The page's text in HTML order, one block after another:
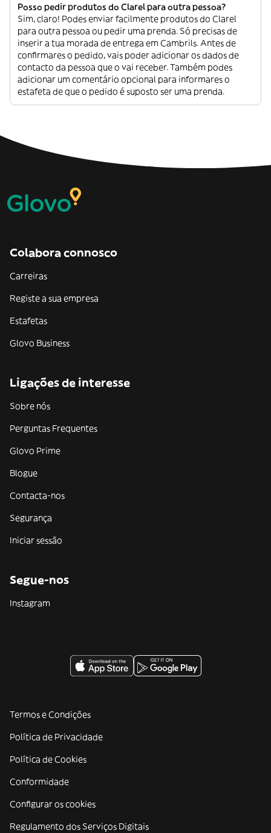
Posso pedir produtos do Clarel para outra pessoa?
Sim, claro! Podes enviar facilmente produtos do Clarel
para outra pessoa ou pedir uma prenda. Só precisas de
inserir a tua morada de entrega em Cambrils. Antes de
confirmares o pedido, vais poder adicionar os dados de
contacto da pessoa que o vai receber. Também podes
adicionar um comentário opcional para informares o
estafeta de que o pedido é suposto ser uma prenda.
Colabora connosco
Carreiras
Registe a sua empresa
Estafetas
Glovo Business
Ligações de interesse
Sobre nós
Perguntas Frequentes
Glovo Prime
Blogue
Contacta-nos
Segurança
Iniciar sessão
Segue-nos
Instagram
Termos e Condições
Política de Privacidade
Política de Cookies
Conformidade
Configurar os cookies
Regulamento dos Serviços Digitais